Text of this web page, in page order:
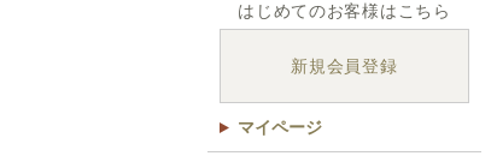
はじめてのお客様はこちら
新規会員登録
マイページ